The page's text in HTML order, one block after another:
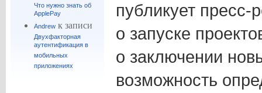
Что нужно знать об
ApplePay
Andrewк записи
Двухфакторная
аутентификация в
мобильных
приложениях
публикует пресс-
о запуске
о заключении
возможность